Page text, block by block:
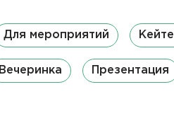
Для мероприятий
Вечеринка Презентация